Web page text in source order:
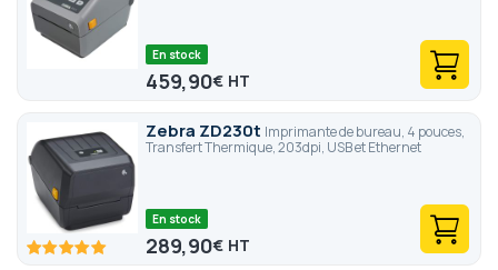
En stock
459,90€
Zebra ZD230t Imprimante de bureau, 4 pouces,
Transfert Thermique, 203dpi, USB et Ethernet
100 100
En stock
289,90€